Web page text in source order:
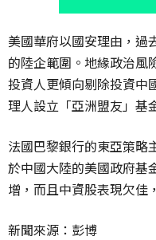
美國華府以國安理由，過
的陸企範圍。地緣政治風
投資人更傾向剔除投資中
理人設立「亞洲盟友」基
法國巴黎銀行的東亞策略
於中國大陸的美國政府基
增，而且中資股表現欠佳
新聞來源：彭博